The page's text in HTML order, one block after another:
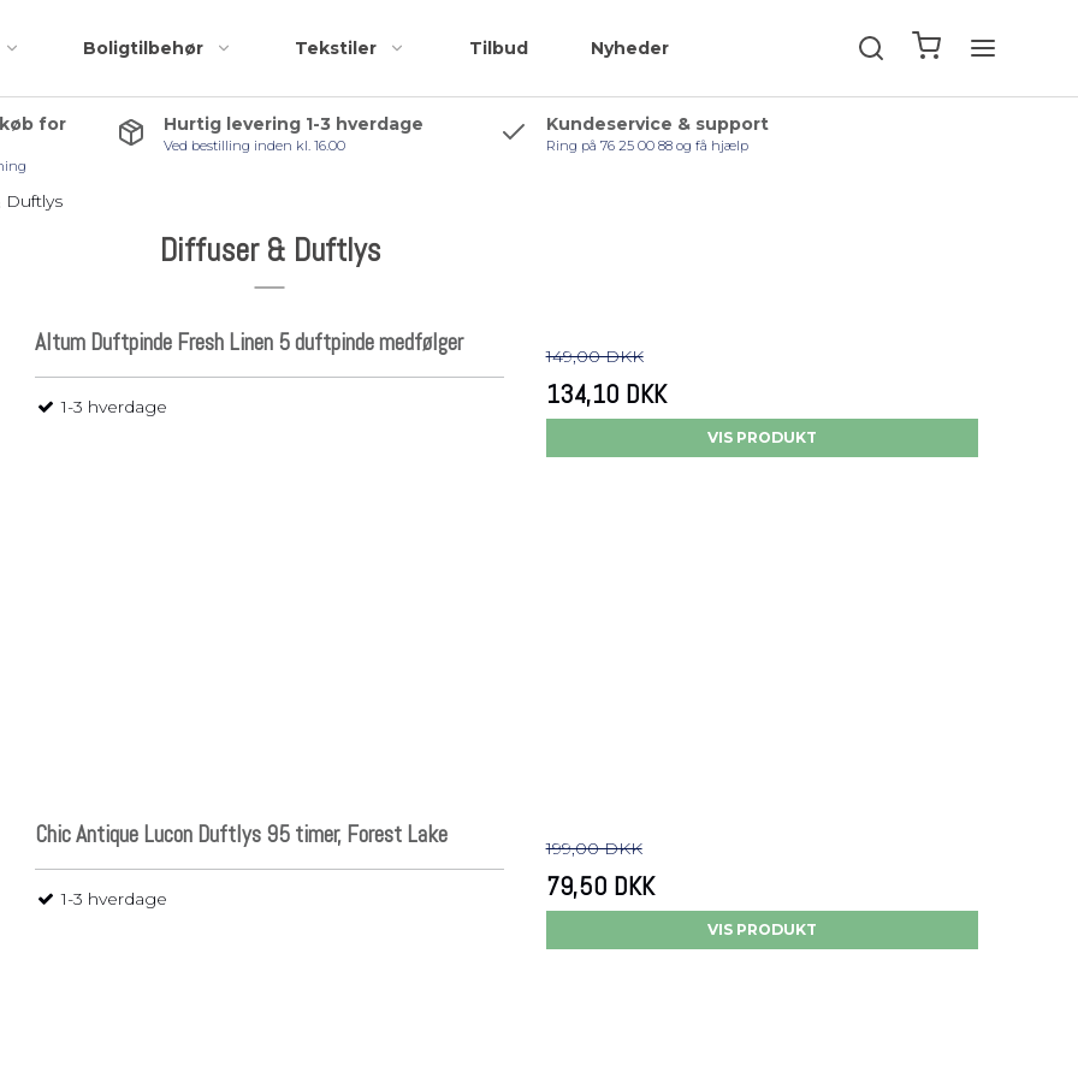
Badeforhæng
Håndklæder
Accessories
Håndklædekroge
Toiletbørster
Boligtilbehør Tekstiler Tilbud Nyheder
for
Hurtig levering 1-3 hverdage
Ved bestilling inden kl. 16.00
Kundeservice & support
Ring på 76 25 00 88 og få hjælp
Duftlys
Diffuser & Duftlys
Altum Duftpinde Fresh Linen 5 duftpinde medfølger
1-3 hverdage
149,00 DKK
134,10 DKK
VIS PRODUKT
Chic Antique Lucon Duftlys 95 timer, Forest Lake
1-3 hverdage
199,00 DKK
79,50 DKK
VIS PRODUKT